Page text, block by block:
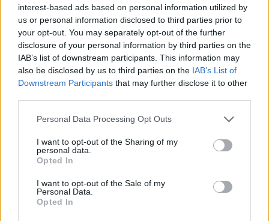
interest-based ads based on personal information utilized by
us or personal information disclosed to third parties prior to
your opt-out. You may separately opt-out of the further
disclosure of your personal information by third parties on the
IAB’s list of downstream participants. This information may
also be disclosed by us to third parties on the IAB’s List of
Downstream Participants that may further disclose it to other
Please note that this website/app uses one or more Google
not limited to your visit or usage behaviour. You may click to
grant or deny consent to Google and its third-party tags to
use your data for below specified purposes in below Google
consent section.
Personal Data Processing Opt Outs
I want to opt-out of the Sharing of my
personal data.
Opted In
I want to opt-out of the Sale of my
Personal Data.
Opted In
Picha ya mtindo wa anime ya Mtu Aliyechafuka
inayoonekana kutoka nyuma upande wa kushoto,
Redmane.
hali ya juu.